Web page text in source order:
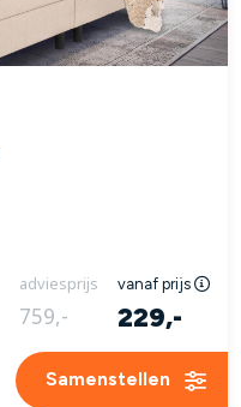
adviesprijs vanaf prijs
759,- 229,-
Samenstellen